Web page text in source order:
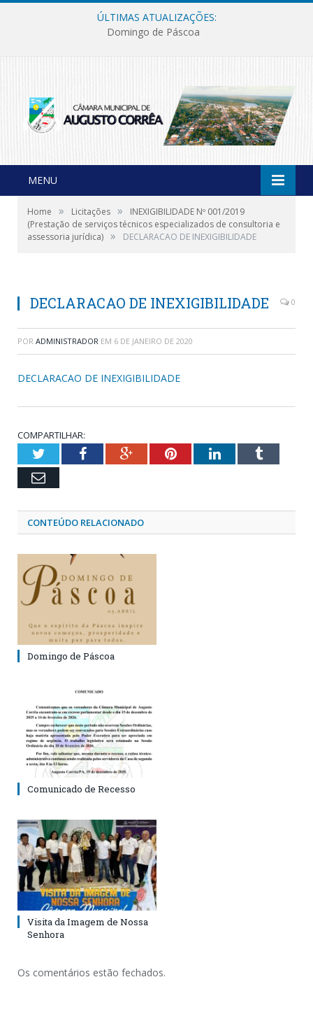
ÚLTIMAS ATUALIZAÇÕES:
Domingo de Páscoa
MENU
Home » Licitações »
INEXIGIBILIDADE Nº 001/2019
(Prestação de serviços técnicos especializados de consultoria e
assessoria jurídica) » DECLARACAO DE INEXIGIBILIDADE
DECLARACAO DE INEXIGIBILIDADE 0
POR ADMINISTRADOR EM 6 DE JANEIRO DE 2020
DECLARACAO DE INEXIGIBILIDADE
COMPARTILHAR:
TwitterFacebookGoogle+PinterestLinkedInTumblr
Email
CONTEÚDO RELACIONADO
Domingo de Páscoa
Comunicado de Recesso
Visita da Imagem de Nossa
Senhora
Os comentários estão fechados.